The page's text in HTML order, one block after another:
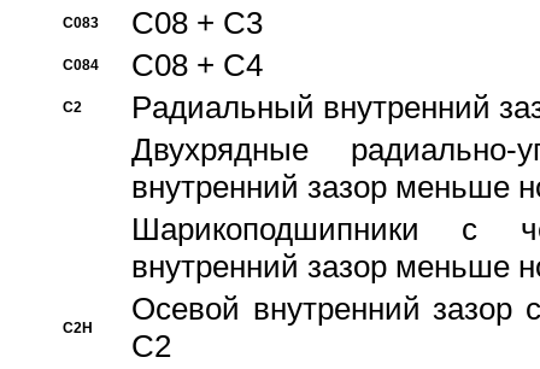
C083 C08 + C3
C084 C08 + C4
C2
Pадиальный внутренний
Двухрядные радиально-
внутренний зазор меньше
Шарикоподшипники с
внутренний зазор меньше
C2H
Осевой внутренний зазор
C2